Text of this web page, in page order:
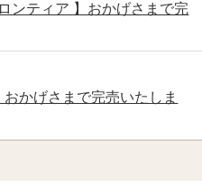
ンティア 】おかげさまで完
おかげさまで完売いたしま